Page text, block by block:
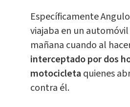
Específicamente
viajaba en un
mañana cuando al
interceptado por dos
motocicleta quienes
contra él.